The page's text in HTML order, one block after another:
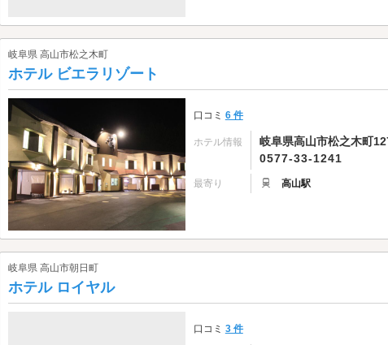
岐阜県 高山市松之木町
ホテル ビエラリゾート
口コミ 6 件
ホテル情報
岐阜県高山市松之木町
0577-33-1241
最寄り 高山駅
岐阜県 高山市朝日町
ホテル ロイヤル
口コミ 3 件